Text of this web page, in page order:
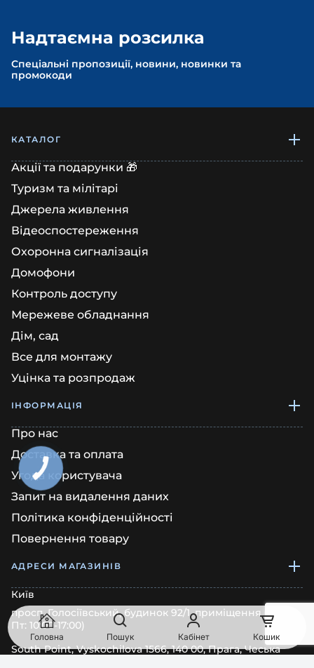
Надтаємна розсилка
Спеціальні пропозиції, новини, новинки та
промокоди
Головна Пошук Кабінет Кошик
КАТАЛОГ
Акції та подарунки 🎁
Туризм та мілітарі
Джерела живлення
Відеоспостереження
Охоронна сигналізація
Домофони
Контроль доступу
Мережеве обладнання
Дім, сад
Все для монтажу
Уцінка та розпродаж
ІНФОРМАЦІЯ
Про нас
Доставка та оплата
Угода користувача
Запит на видалення даних
Політика конфіденційності
Повернення товару
АДРЕСИ МАГАЗИНІВ
Київ
просп. Голосіївський, будинок 92/1, приміщення 68 (Пн-
Пт: 10:00-17:00)
South Point, Vyskochilova 1566, 140 00, Прага, Чеська